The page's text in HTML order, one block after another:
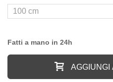
Fatti a mano in 24h
AGGIUNGI